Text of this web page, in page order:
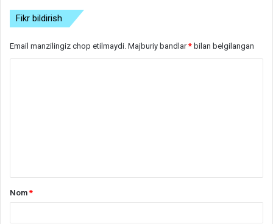
Fikr bildirish
Email manzilingiz chop etilmaydi. Majburiy bandlar* bilan belgilangan
Nom*